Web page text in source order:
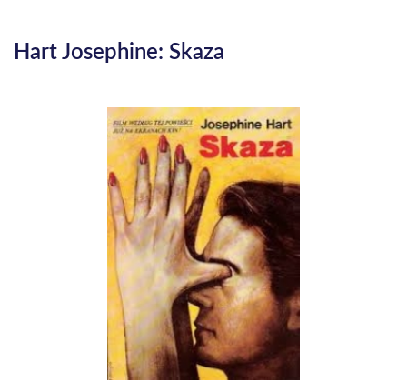
Hart Josephine: Skaza